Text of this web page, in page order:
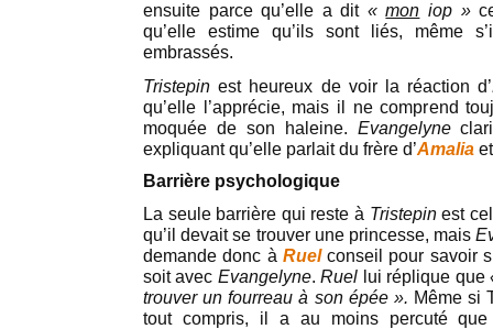
ensuite parce qu’elle a dit «mon iop »
qu’elle estime qu’ils sont liés, même
embrassés.
Tristepinest heureux de voir la réaction d’
qu’elle l’apprécie, mais il ne comprend
moquée de son haleine. Evangelyne
expliquant qu’elle parlait du frère d’Amalia
Barrière psychologique
La seule barrière qui reste à Tristepinest
qu’il devait se trouver une princesse, mais
demande donc à Ruel conseil pour savoir
soit avec Evangelyne.Ruel lui réplique que
trouver un fourreau à son épée ». Même si
tout compris, il a au moins percuté